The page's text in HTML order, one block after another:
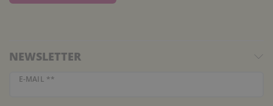
NEWSLETTER
E-MAIL **
Newsletter Honig